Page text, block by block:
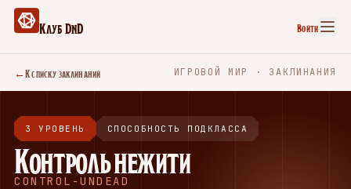
Клуб DnD Войти
←К списку заклинаний ИГРОВОЙ МИР · ЗАКЛИНАНИЯ
3 УРОВЕНЬ СПОСОБНОСТЬ ПОДКЛАССА
Контроль нежити
CONTROL-UNDEAD